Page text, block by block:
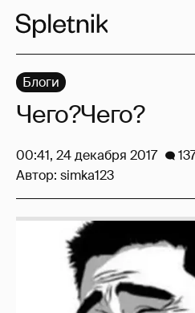
Блоги
Чего?Чего?
00:41, 24 декабря 2017
Автор: simka123